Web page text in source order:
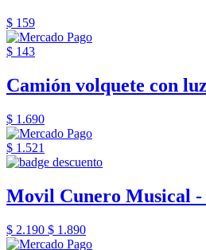
$ 159
$ 143
Camión volquete con
$ 1.690
$ 1.521
Movil Cunero Musical
$ 2.190 $ 1.890